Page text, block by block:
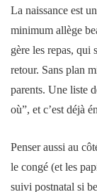
La naissance est
minimum allège
gère les repas, qui
retour. Sans plan
parents. Une liste
où”, et c’est déjà
Penser aussi au
le congé (et les
suivi postnatal si